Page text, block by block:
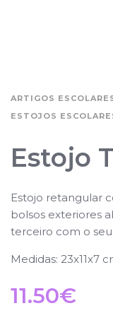
ARTIGOS
ESTOJOS
Estojo
Estojo retangular
bolsos exteriores
terceiro com o
Medidas: 23x11x7
11.50€